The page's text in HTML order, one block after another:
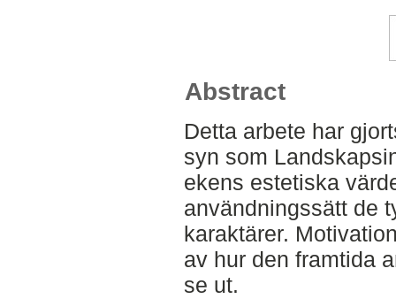
Abstract
Detta arbete har
syn som
ekens estetiska
användningssätt de
karaktärer.
av hur den framtida
se ut.